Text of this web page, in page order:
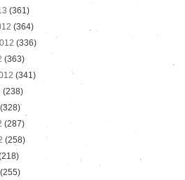
(361)
(364)
(336)
(363)
(341)
(238)
(328)
(287)
(258)
(255)